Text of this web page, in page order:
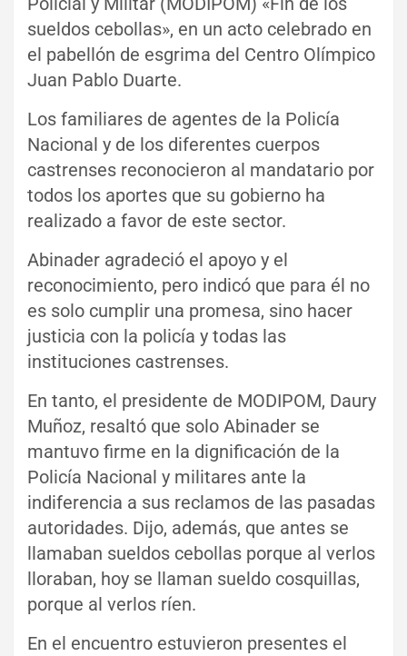
sueldos cebollas», en un acto celebrado en
el pabellón de esgrima del Centro Olímpico
Juan Pablo Duarte.
Los familiares de agentes de la Policía
Nacional y de los diferentes cuerpos
castrenses reconocieron al mandatario por
todos los aportes que su gobierno ha
realizado a favor de este sector.
Abinader agradeció el apoyo y el
reconocimiento, pero indicó que para él no
es solo cumplir una promesa, sino hacer
justicia con la policía y todas las
instituciones castrenses.
En tanto, el presidente de MODIPOM, Daury
Muñoz, resaltó que solo Abinader se
mantuvo firme en la dignificación de la
Policía Nacional y militares ante la
indiferencia a sus reclamos de las pasadas
autoridades. Dijo, además, que antes se
llamaban sueldos cebollas porque al verlos
lloraban, hoy se llaman sueldo cosquillas,
porque al verlos ríen.
En el encuentro estuvieron presentes el